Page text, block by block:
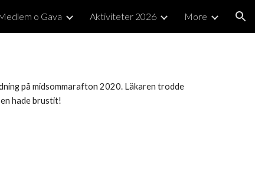
o Gava Aktiviteter 2026 More
på midsommarafton 2020. Läkaren trodde
hade brustit!